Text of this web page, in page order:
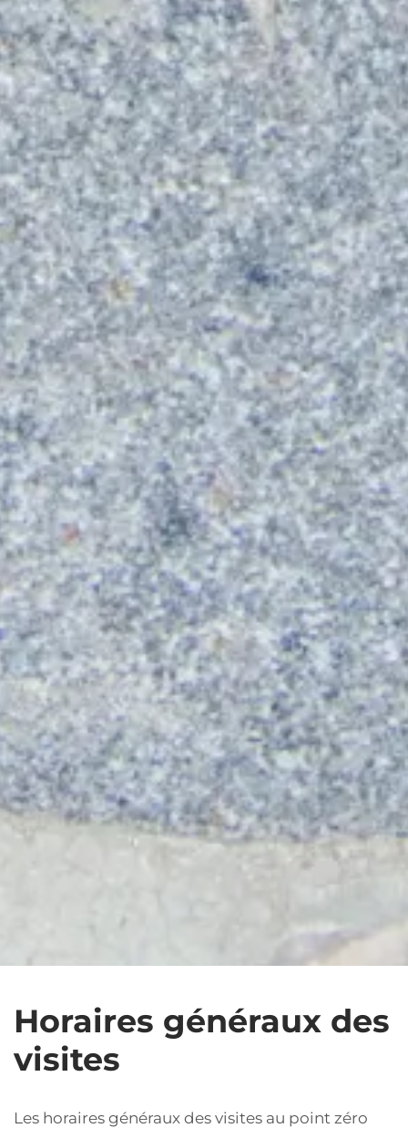
Horaires généraux des
visites
Les horaires généraux des visites au point zéro